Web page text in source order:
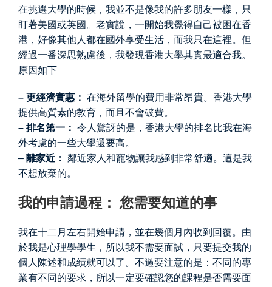
在挑選大學的時候，我並不是像我的許多朋友一樣，只
盯著美國或英國。老實說，一開始我覺得自己被困在香
港，好像其他人都在國外享受生活，而我只在這裡。但
經過一番深思熟慮後，我發現香港大學其實最適合我。
原因如下
– 更經濟實惠： 在海外留學的費用非常昂貴。香港大學
提供高質素的教育，而且不會破費。
– 排名第一： 令人驚訝的是，香港大學的排名比我在海
外考慮的一些大學還要高。
– 離家近： 鄰近家人和寵物讓我感到非常舒適。這是我
不想放棄的。
我的申請過程： 您需要知道的事
我在十二月左右開始申請，並在幾個月內收到回覆。由
於我是心理學學生，所以我不需要面試，只要提交我的
個人陳述和成績就可以了。不過要注意的是：不同的專
業有不同的要求，所以一定要確認您的課程是否需要面